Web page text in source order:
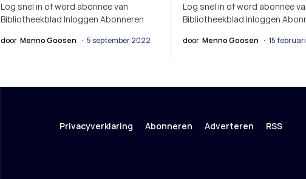
Log snel in of word abonnee van
Bibliotheekblad Inloggen Abonneren
door Menno Goosen 5 september 2022
Log snel in of word abonnee
Bibliotheekblad Inloggen
door Menno Goosen 15
Privacyverklaring Abonneren Adverteren RSS